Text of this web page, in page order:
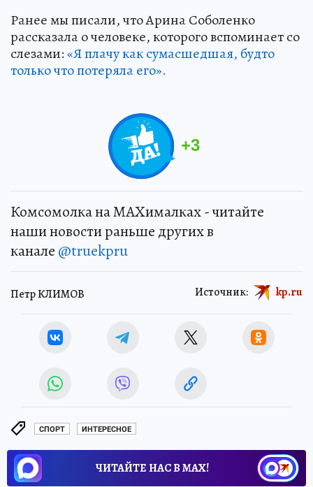
Ранее мы писали, что Арина Соболенко
рассказала о человеке, которого вспоминает со
слезами:«Я плачу как сумасшедшая, будто
только что потеряла его».
+3
Комсомолка на MAXималках - читайте
наши новости раньше других в
канале @truekpru
Петр КЛИМОВ Источник: kp.ru
СПОРТ ИНТЕРЕСНОЕ
ЧИТАЙТЕ НАС В МАХ!